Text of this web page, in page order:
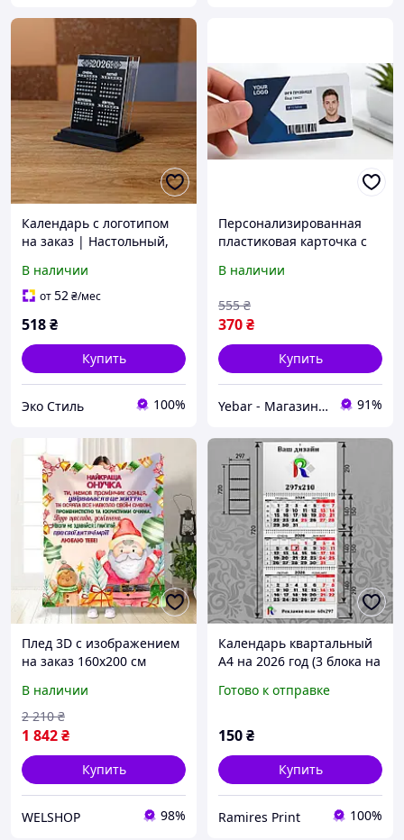
Календарь с логотипом
на заказ | Настольный,
брендированный
календарь с вашим
В наличии
от52₴/мес
518₴
Купить
Эко Стиль 100%
Персонализированная
пластиковая карточка с
дизайном Изготовление
В наличии
370₴
555 ₴
Купить
Yebar - Магазин Приколів 91%
Плед 3D с изображением
на заказ 160х200 см
индивидуальным
дизайном
В наличии
1 842₴
2 210 ₴
Купить
WELSHOP 98%
Календарь квартальный
А4 на 2026 год (3 блока на
поле) офсетный
Готово к отправке
150₴
Купить
Ramires Print 100%